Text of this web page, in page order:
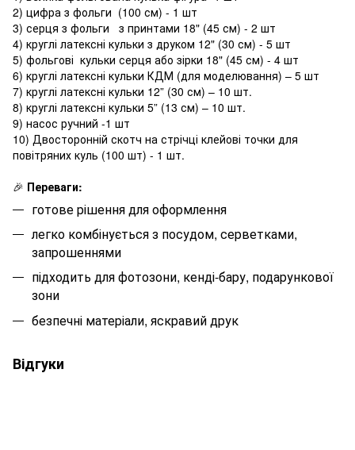
2) цифра з фольги (100 см) - 1 шт
3) серця з фольги з принтами 18" (45 см) - 2 шт
4) круглі латексні кульки з друком 12" (30 см) - 5 шт
5) фольгові кульки серця або зірки 18" (45 см) - 4 шт
6) круглі латексні кульки КДМ (для моделювання) – 5 шт
7) круглі латексні кульки 12” (30 см) – 10 шт.
8) круглі латексні кульки 5” (13 см) – 10 шт.
9) насос ручний -1 шт
10) Двосторонній скотч на стрічці клейові точки для
повітряних куль (100 шт) - 1 шт.
🎉 Переваги:
готове рішення для оформлення
легко комбінується з посудом, серветками,
запрошеннями
підходить для фотозони, кенді-бару, подарункової
зони
безпечні матеріали, яскравий друк
Відгуки